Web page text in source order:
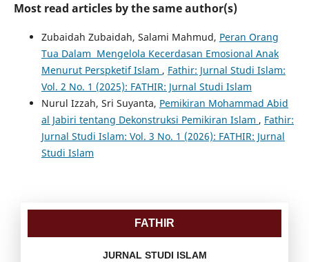
Most read articles by the same author(s)
Zubaidah Zubaidah, Salami Mahmud, Peran Orang
Tua Dalam Mengelola Kecerdasan Emosional Anak
Menurut Perspketif Islam , Fathir: Jurnal Studi Islam:
Vol. 2 No. 1 (2025): FATHIR: Jurnal Studi Islam
Nurul Izzah, Sri Suyanta, Pemikiran Mohammad Abid
al Jabiri tentang Dekonstruksi Pemikiran Islam , Fathir:
Jurnal Studi Islam: Vol. 3 No. 1 (2026): FATHIR: Jurnal
Studi Islam
FATHIR
JURNAL STUDI ISLAM